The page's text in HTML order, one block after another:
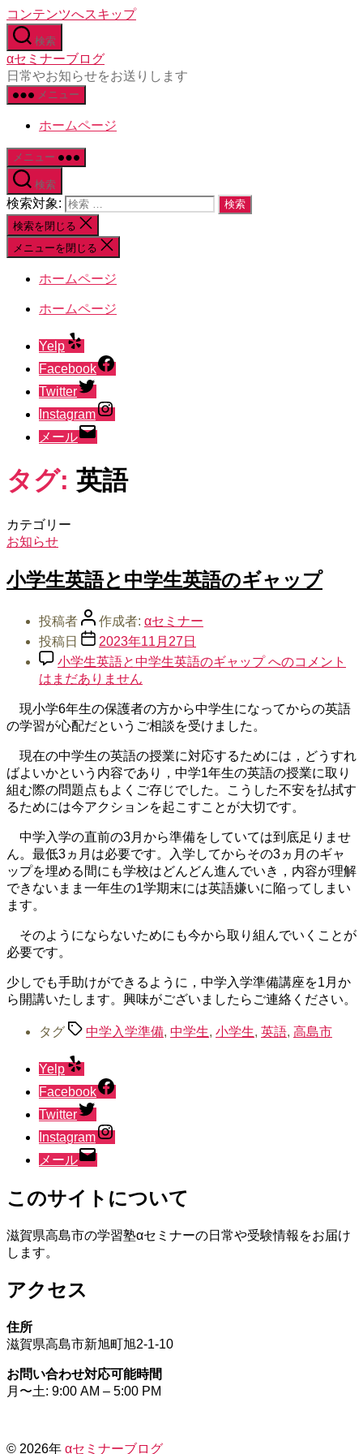
コンテンツへスキップ
検索
αセミナーブログ
日常やお知らせをお送りします
メニュー
ホームページ
メニュー
検索
検索対象:
検索を閉じる
メニューを閉じる
ホームページ
ホームページ
Yelp
Facebook
Twitter
Instagram
メール
タグ: 英語
カテゴリー
お知らせ
小学生英語と中学生英語のギャップ
投稿者 作成者: αセミナー
投稿日
2023年11月27日
小学生英語と中学生英語のギャップ へのコメント
はまだありません
現小学6年生の保護者の方から中学生になってからの英語
の学習が心配だというご相談を受けました。
現在の中学生の英語の授業に対応するためには，どうすれ
ばよいかという内容であり，中学1年生の英語の授業に取り
組む際の問題点もよくご存じでした。こうした不安を払拭す
るためには今アクションを起こすことが大切です。
中学入学の直前の3月から準備をしていては到底足りませ
ん。最低3ヵ月は必要です。入学してからその3ヵ月のギャ
ップを埋める間にも学校はどんどん進んでいき，内容が理解
できないまま一年生の1学期末には英語嫌いに陥ってしまい
ます。
そのようにならないためにも今から取り組んでいくことが
必要です。
少しでも手助けができるように，中学入学準備講座を1月か
ら開講いたします。興味がございましたらご連絡ください。
タグ 中学入学準備, 中学生, 小学生, 英語, 高島市
Yelp
Facebook
Twitter
Instagram
メール
このサイトについて
滋賀県高島市の学習塾αセミナーの日常や受験情報をお届け
します。
アクセス
住所
滋賀県高島市新旭町旭2-1-10
お問い合わせ対応可能時間
月〜土: 9:00 AM – 5:00 PM
© 2026年 αセミナーブログ